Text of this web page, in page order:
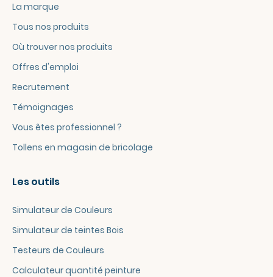
La marque
Tous nos produits
Où trouver nos produits
Offres d'emploi
Recrutement
Témoignages
Vous êtes professionnel ?
Tollens en magasin de bricolage
Les outils
Simulateur de Couleurs
Simulateur de teintes Bois
Testeurs de Couleurs
Calculateur quantité peinture